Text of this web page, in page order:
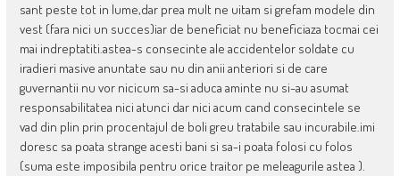
sant peste tot in lume,dar prea mult ne uitam si grefam modele din
vest (fara nici un succes)iar de beneficiat nu beneficiaza tocmai cei
mai indreptatiti.astea-s consecinte ale accidentelor soldate cu
iradieri masive anuntate sau nu din anii anteriori si de care
guvernantii nu vor nicicum sa-si aduca aminte nu si-au asumat
responsabilitatea nici atunci dar nici acum cand consecintele se
vad din plin prin procentajul de boli greu tratabile sau incurabile.imi
doresc sa poata strange acesti bani si sa-i poata folosi cu folos
(suma este imposibila pentru orice traitor pe meleagurile astea ).